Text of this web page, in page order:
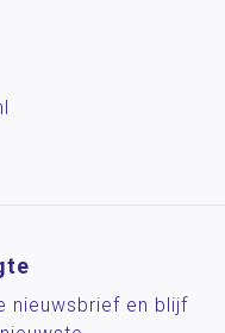
nieuwsbrief en blijf